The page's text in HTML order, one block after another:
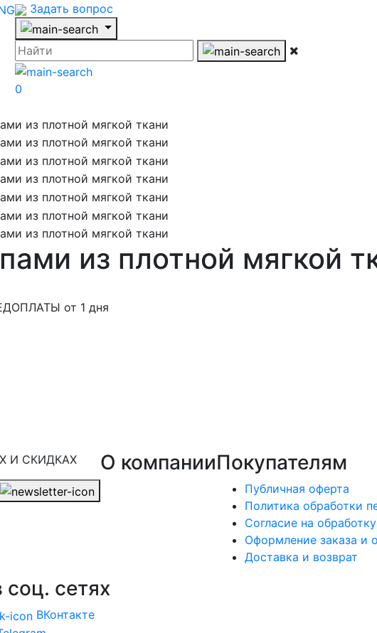
Задать вопрос
0
из плотной мягкой
от 1 дня
И СКИДКАХ О компанииПокупателям
Публичная оферта
Политика обработки
Согласие на
Оформление заказа и
Доставка и возврат
сетях
ВКонтакте